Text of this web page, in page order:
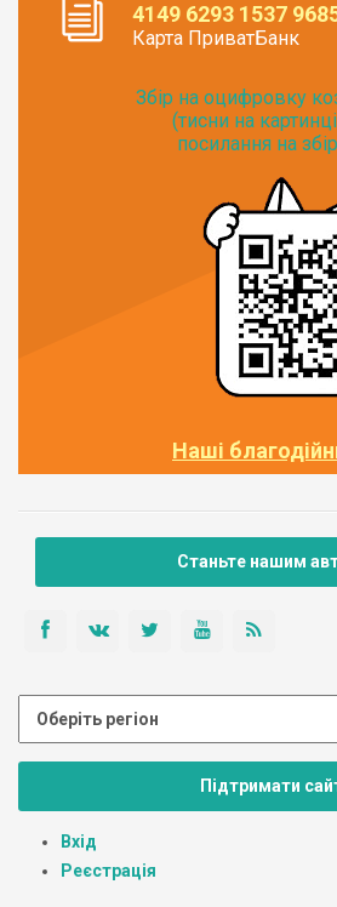
4149 6293 1537
Карта ПриватБанк
Збір на оцифровку
(тисни на
посилання на
Наші
Станьте нашим
Підтримати
Вхід
Реєстрація